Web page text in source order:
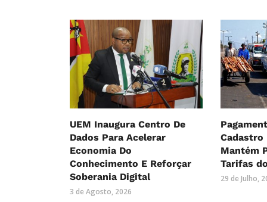
UEM Inaugura Centro De
Dados Para Acelerar
Economia Do
Conhecimento E Reforçar
Soberania Digital
3 de Agosto, 2026
Mantém
Tarifas
29 de Julho,